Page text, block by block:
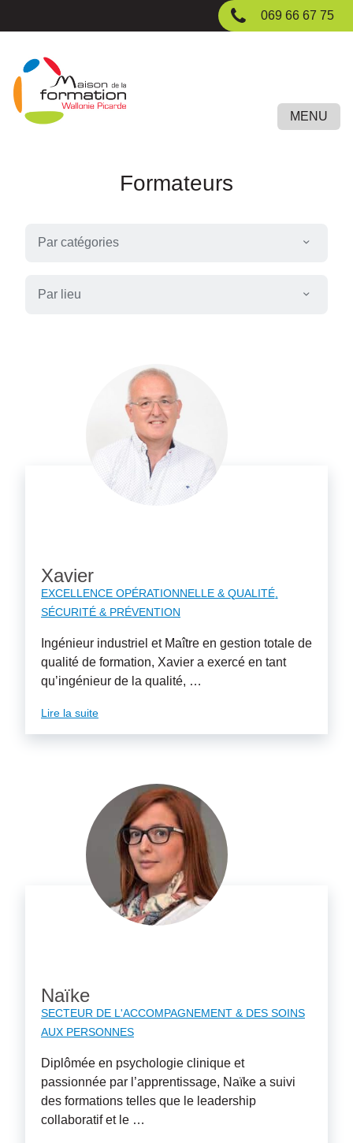
principal
069 66 67 75
MENU
Formateurs
Par catégories
Par lieu
Xavier
EXCELLENCE OPÉRATIONNELLE & QUALITÉ
SÉCURITÉ & PRÉVENTION
Ingénieur industriel et Maître en gestion totale de
qualité de formation, Xavier a exercé en tant
qu’ingénieur de la qualité, …
Lire la suite
Naïke
SECTEUR DE L'ACCOMPAGNEMENT & DES SOINS
AUX PERSONNES
Diplômée en psychologie clinique et
passionnée par l’apprentissage, Naïke a suivi
des formations telles que le leadership
collaboratif et le …